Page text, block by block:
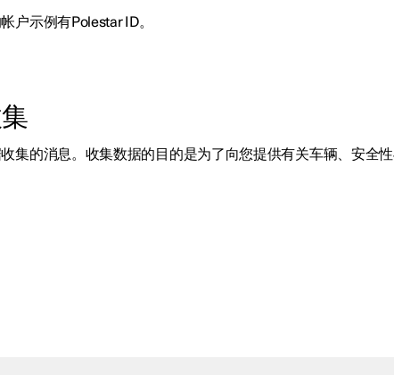
户示例有Polestar ID。
集的消息。收集数据的目的是为了向您提供有关车辆、安全性